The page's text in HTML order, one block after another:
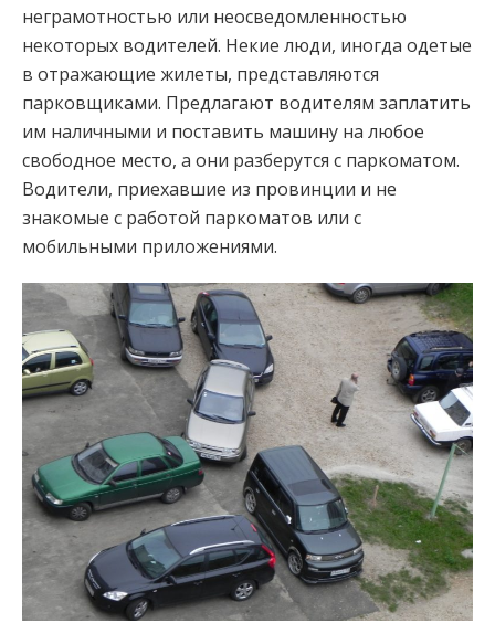
неграмотностью или неосведомленностью
некоторых водителей. Некие люди, иногда одетые
в отражающие жилеты, представляются
парковщиками. Предлагают водителям заплатить
им наличными и поставить машину на любое
свободное место, а они разберутся с паркоматом.
Водители, приехавшие из провинции и не
знакомые с работой паркоматов или с
мобильными приложениями.